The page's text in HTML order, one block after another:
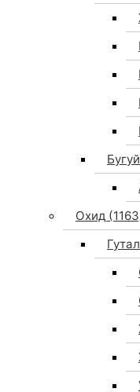
Охид
Гутал